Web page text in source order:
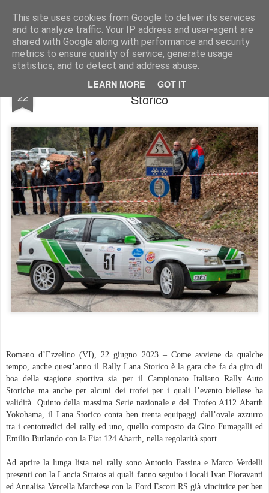
This site uses cookies from Google to deliver its services
and to analyze traffic. Your IP address and user-agent are
shared with Google along with performance and security
metrics to ensure quality of service, generate usage
statistics, and to detect and address abuse.
LEARN MORE GOT IT
AutoMotoCorse. Motorsport Random News 280912
22
Team Bassano: 31 equipaggi al Lana
Storico
Romano d’Ezzelino (VI), 22 giugno 2023 – Come avviene da qualche
tempo, anche quest’anno il Rally Lana Storico è la gara che fa da giro di
boa della stagione sportiva sia per il Campionato Italiano Rally Auto
Storiche ma anche per alcuni dei trofei per i quali l’evento biellese ha
validità. Quinto della massima Serie nazionale e del Trofeo A112 Abarth
Yokohama, il Lana Storico conta ben trenta equipaggi dall’ovale azzurro
tra i centotredici del rally ed uno, quello composto da Gino Fumagalli ed
Emilio Burlando con la Fiat 124 Abarth, nella regolarità sport.
Ad aprire la lunga lista nel rally sono Antonio Fassina e Marco Verdelli
presenti con la Lancia Stratos ai quali fanno seguito i locali Ivan Fioravanti
ed Annalisa Vercella Marchese con la Ford Escort RS già vincitrice per ben